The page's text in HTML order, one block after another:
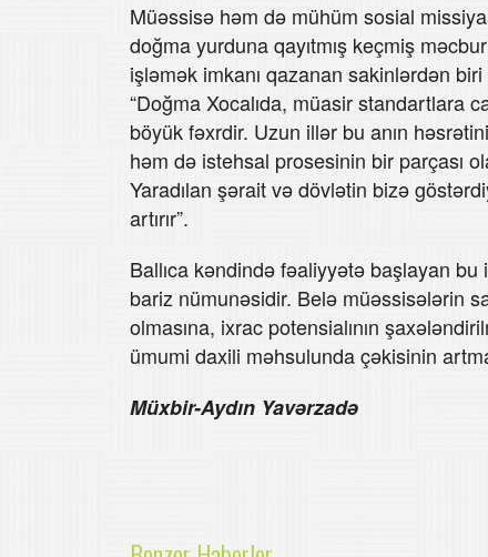
Müəssisə həm də mühüm sosial missiya
doğma yurduna qayıtmış keçmiş
işləmək imkanı qazanan sakinlərdən
“Doğma Xocalıda, müasir standartlara
böyük fəxrdir. Uzun illər bu anın
həm də istehsal prosesinin bir parçası
Yaradılan şərait və dövlətin bizə
artırır”.
Ballıca kəndində fəaliyyətə başlayan bu
bariz nümunəsidir. Belə müəssisələrin
olmasına, ixrac potensialının
ümumi daxili məhsulunda çəkisinin
Müxbir-Aydın Yavərzadə